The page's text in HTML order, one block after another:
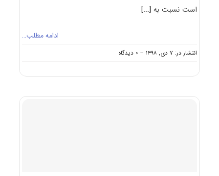
است نسبت به [...]
ادامه مطلب…
انتشار در: ۷ دی, ۱۳۹۸ -- ۰ دیدگاه
on
نکات
دکتری